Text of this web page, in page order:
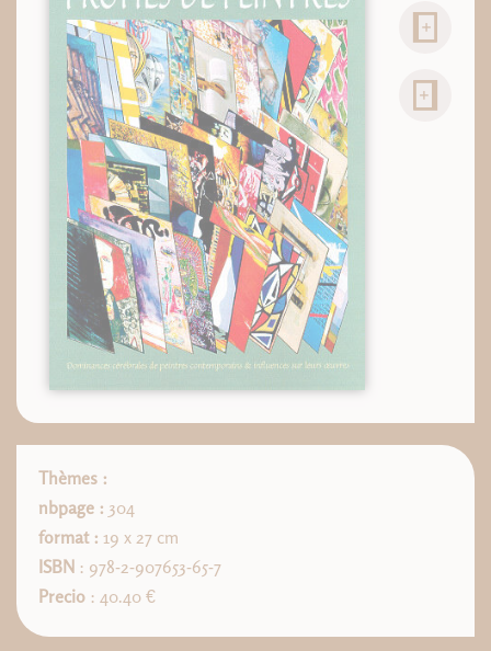
Thèmes :
nbpage : 304
format : 19 x 27 cm
ISBN : 978-2-907653-65-7
Precio : 40.40 €